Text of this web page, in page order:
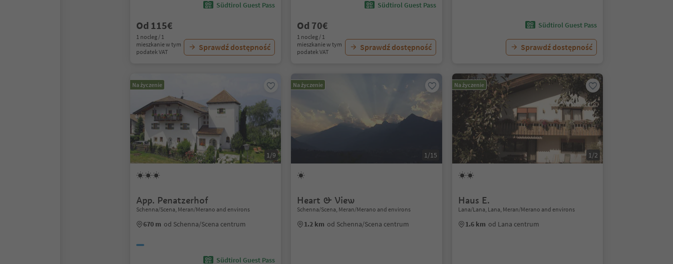
Südtirol Guest Pass
Od 115€
1 nocleg / 1
mieszkanie w tym
podatek VAT
Sprawdź dostępność
Südtirol Guest Pass
Od 70€
1 nocleg / 1
mieszkanie w tym
podatek VAT
Sprawdź dostępność
Südtirol Guest Pass
Sprawdź dostępność
Na życzenie
1/9
App. Penatzerhof
Schenna/Scena, Meran/Merano and environs
670 m od Schenna/Scena centrum
Südtirol Guest Pass
Na życzenie
1/15
Heart & View
Schenna/Scena, Meran/Merano and environs
1.2 km od Schenna/Scena centrum
Na życzenie
1/2
Haus E.
Lana/Lana, Lana, Meran/Merano and environs
1.6 km od Lana centrum